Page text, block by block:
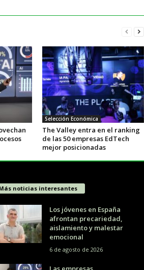
Selección Económica
The Valley entra en el ranking
de las 50 empresas EdTech
mejor posicionadas
noticias interesantes
Los jóvenes en España
afrontan precariedad,
aislamiento y malestar
emocional
6 de agosto de 2026